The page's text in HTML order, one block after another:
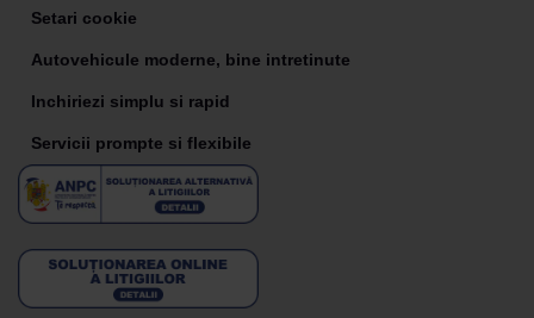
Setari cookie
Autovehicule moderne, bine intretinute
Inchiriezi simplu si rapid
Servicii prompte si flexibile